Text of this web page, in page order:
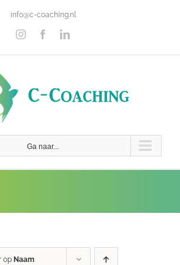
info@c-coaching.nl
InstagramFacebookLinkedIn
Ga naar...
op Naam